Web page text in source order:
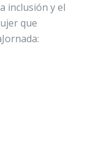
inclusión y el
que